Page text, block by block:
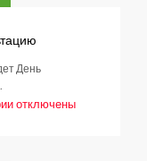
День
котключены